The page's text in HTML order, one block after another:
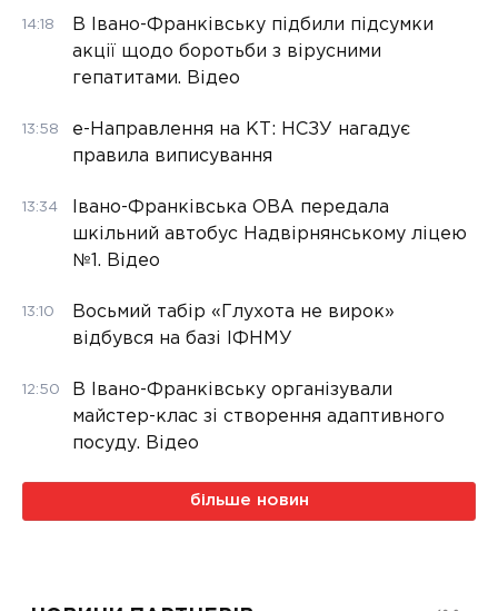
14:18
В Івано-Франківську підбили підсумки
акції щодо боротьби з вірусними
гепатитами. Відео
13:58
е-Направлення на КТ: НСЗУ нагадує
правила виписування
13:34
Івано-Франківська ОВА передала
шкільний автобус Надвірнянському ліцею
№1. Відео
13:10
Восьмий табір «Глухота не вирок»
відбувся на базі ІФНМУ
12:50
В Івано-Франківську організували
майстер-клас зі створення адаптивного
посуду. Відео
більше новин